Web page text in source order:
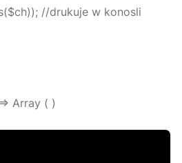
//drukuje w konosli
Array ( )